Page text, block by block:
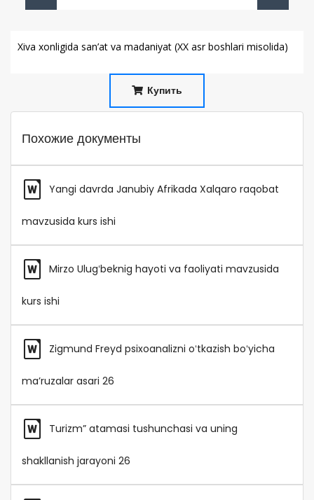
Xiva xonligida san’at va madaniyat (XX asr boshlari misolida)
Купить
Похожие документы
Yangi davrda Janubiy Afrikada Xalqaro raqobat
mavzusida kurs ishi
Mirzo Ulugʻbeknig hayoti va faoliyati mavzusida
kurs ishi
Zigmund Freyd psixoanalizni oʻtkazish boʻyicha
maʼruzalar asari 26
Turizm” atamasi tushunchasi va uning
shakllanish jarayoni 26